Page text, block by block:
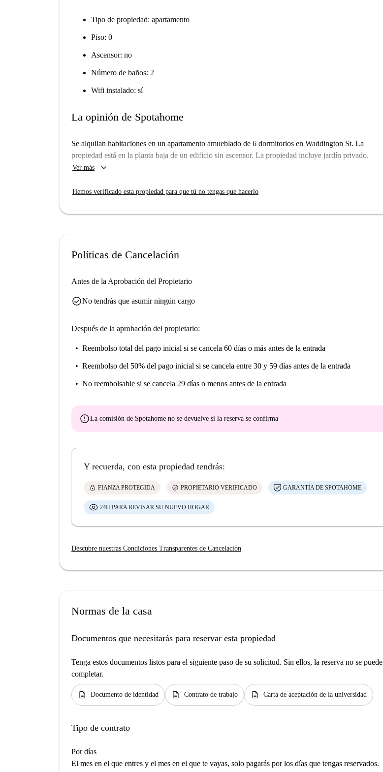
Tipo de propiedad: apartamento
Piso: 0
Ascensor: no
Número de baños: 2
Wifi instalado: sí
La opinión de Spotahome
Se alquilan habitaciones en un apartamento amueblado de 6 dormitorios en Waddington St. La
propiedad está en la planta baja de un edificio sin ascensor. La propiedad incluye jardín privado.
Ver más keyboard_arrow_down
Hemos verificado esta propiedad para que tú no tengas que hacerlo
Políticas de Cancelación
Antes de la Aprobación del Propietario
check_circleNo tendrás que asumir ningún cargo
Después de la aprobación del propietario:
Reembolso total del pago inicial si se cancela 60 días o más antes de la entrada
Reembolso del 50% del pago inicial si se cancela entre 30 y 59 días antes de la entrada
No reembolsable si se cancela 29 días o menos antes de la entrada
errorLa comisión de Spotahome no se devuelve si la reserva se confirma
Y recuerda, con esta propiedad tendrás:
lock FIANZA PROTEGIDA check_circle PROPIETARIO VERIFICADO GARANTÍA DE SPOTAHOME
24H PARA REVISAR SU NUEVO HOGAR
Descubre nuestras Condiciones Transparentes de Cancelación
Normas de la casa
Documentos que necesitarás para reservar esta propiedad
Tenga estos documentos listos para el siguiente paso de su solicitud. Sin ellos, la reserva no se puede
completar.
description Documento de identidad description Contrato de trabajo description Carta de aceptación de la universidad
Tipo de contrato
Por días
El mes en el que entres y el mes en el que te vayas, solo pagarás por los días que tengas reservados.